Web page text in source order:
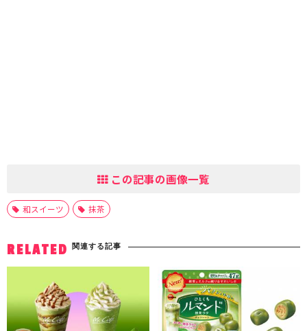
この記事の画像一覧
和スイーツ 抹茶
RELATED 関連する記事